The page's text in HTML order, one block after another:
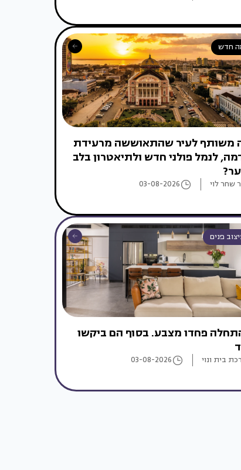
חדש
משותף לעיר שהתאוששה מרעידת
לנמל פולני חדש ולתיאטרון בלב
שחר לוי 03-08-2026
פנים
פחדו מצבע. בסוף הם ביקשו
בית ונוי 03-08-2026